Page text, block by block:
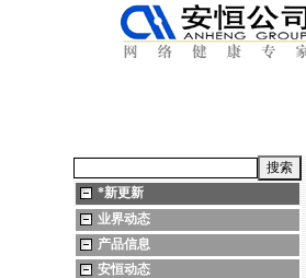
*新更新
业界动态
产品信息
安恒动态